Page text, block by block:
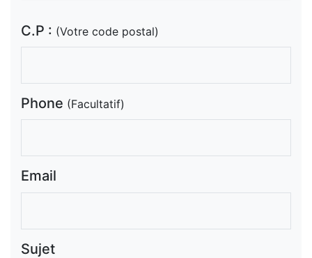
C.P : (Votre code postal)
Phone (Facultatif)
Email
Sujet